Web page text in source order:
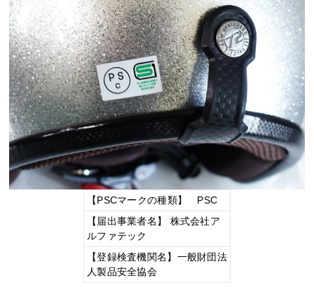
【PSCマークの種類】 PSC
【届出事業者名】 株式会社ア
ルファテック
【登録検査機関名】一般財団法
人製品安全協会